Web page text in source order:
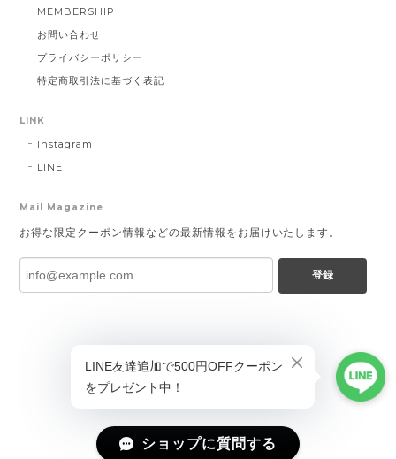
MEMBERSHIP
お問い合わせ
プライバシーポリシー
特定商取引法に基づく表記
LINK
Instagram
LINE
Mail Magazine
お得な限定クーポン情報などの最新情報をお届けいたします。
登録
ショップに質問する